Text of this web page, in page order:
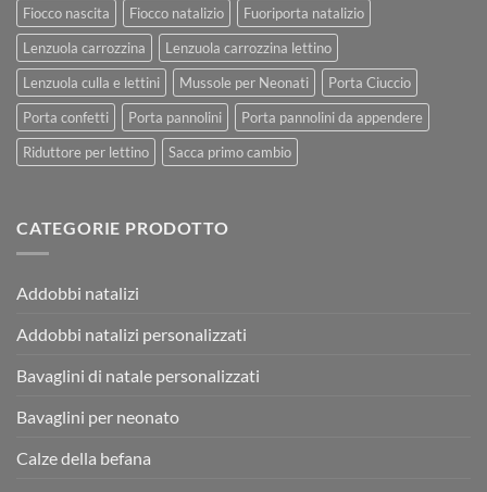
Fiocco nascita
Fiocco natalizio
Fuoriporta natalizio
Lenzuola carrozzina
Lenzuola carrozzina lettino
Lenzuola culla e lettini
Mussole per Neonati
Porta Ciuccio
Porta confetti
Porta pannolini
Porta pannolini da appendere
Riduttore per lettino
Sacca primo cambio
CATEGORIE PRODOTTO
Addobbi natalizi
Addobbi natalizi personalizzati
Bavaglini di natale personalizzati
Bavaglini per neonato
Calze della befana